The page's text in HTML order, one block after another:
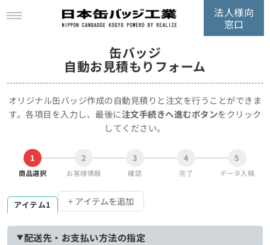
法人様向
窓口
缶バッジ
自動お見積もりフォーム
オリジナル缶バッジ作成の自動見積りと注文を行うことができま
す。各項目を入力し、最後に注文手続きへ進むボタンをクリック
してください。
1
商品選択
2
お客様情報
3
確認
4
完了
5
データ入稿
アイテム1 + アイテムを追加
配送先・お支払い方法の指定